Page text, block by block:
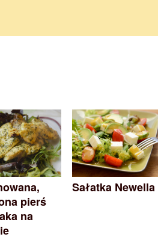
pierś
na
Sałatka Newella